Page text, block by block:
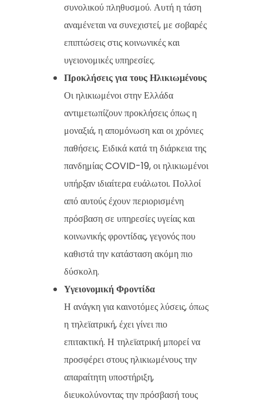
συνολικού πληθυσμού. Αυτή η τάση
αναμένεται να συνεχιστεί, με σοβαρές
επιπτώσεις στις κοινωνικές και
υγειονομικές υπηρεσίες.
Προκλήσεις για τους Ηλικιωμένους
Οι ηλικιωμένοι στην Ελλάδα
αντιμετωπίζουν προκλήσεις όπως η
μοναξιά, η απομόνωση και οι χρόνιες
παθήσεις. Ειδικά κατά τη διάρκεια της
πανδημίας COVID-19, οι ηλικιωμένοι
υπήρξαν ιδιαίτερα ευάλωτοι. Πολλοί
από αυτούς έχουν περιορισμένη
πρόσβαση σε υπηρεσίες υγείας και
κοινωνικής φροντίδας, γεγονός που
καθιστά την κατάσταση ακόμη πιο
δύσκολη.
Υγειονομική Φροντίδα
Η ανάγκη για καινοτόμες λύσεις, όπως
η τηλεϊατρική, έχει γίνει πιο
επιτακτική. Η τηλεϊατρική μπορεί να
προσφέρει στους ηλικιωμένους την
απαραίτητη υποστήριξη,
διευκολύνοντας την πρόσβασή τους